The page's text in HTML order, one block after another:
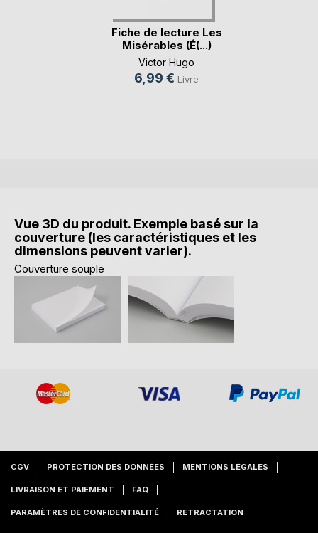
Fiche de lecture Les
Misérables (É(...)
Victor Hugo
6,99 € Livre
Vue 3D du produit. Exemple basé sur la
couverture (les caractéristiques et les
dimensions peuvent varier).
Couverture souple
CGV PROTECTION DES DONNÉES MENTIONS LÉGALES
LIVRAISON ET PAIEMENT FAQ
PARAMÈTRES DE CONFIDENTIALITÉ RETRACTATION